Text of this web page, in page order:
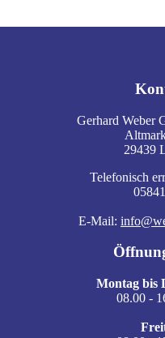
Gerhard Weber
29439
Telefonisch
E-Mail:
Montag bis
08.00 -